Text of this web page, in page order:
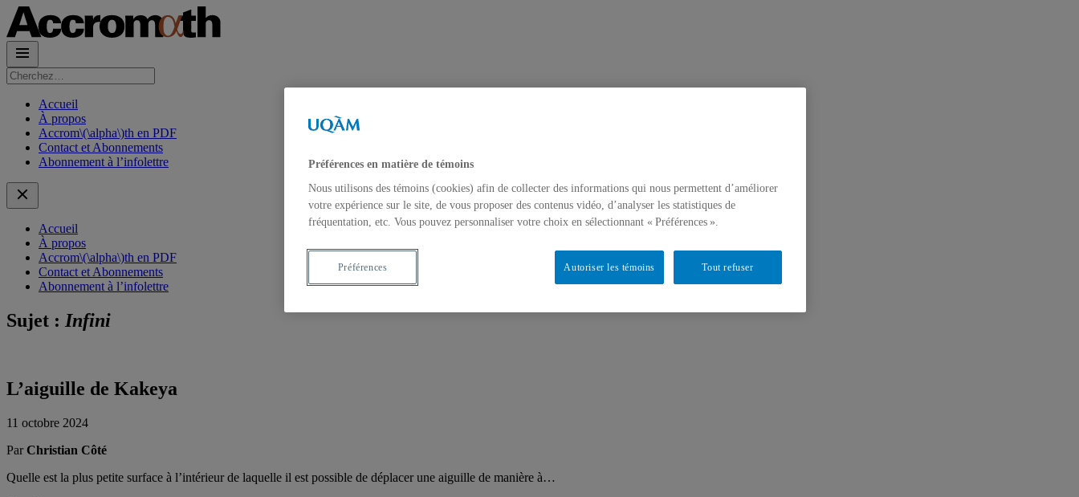
Rechercher :
Accueil
À propos
Accrom\(\alpha\)th en PDF
Contact et Abonnements
Abonnement à l’infolettre
Accueil
À propos
Accrom\(\alpha\)th en PDF
Contact et Abonnements
Abonnement à l’infolettre
Sujet : Infini
L’aiguille de Kakeya
11 octobre 2024
ParChristian Côté
Quelle est la plus petite surface à l’intérieur de laquelle il est possible de déplacer une aiguille de manière à…
Préférences en matière de témoins
Nous utilisons des témoins (cookies) afin de collecter des informations qui nous permettent d’améliorer
votre expérience sur le site, de vous proposer des contenus vidéo, d’analyser les statistiques de
fréquentation, etc. Vous pouvez personnaliser votre choix en sélectionnant « Préférences ».
Tout refuser
Autoriser les témoins
Préférences